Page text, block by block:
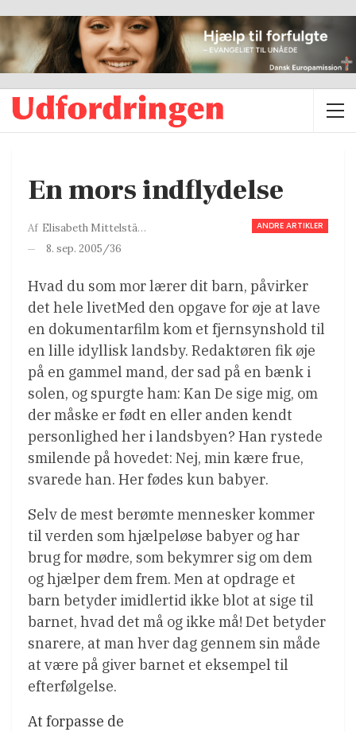
En mors indflydelse
ANDRE ARTIKLER
Af Elisabeth Mittelstädt
8. sep. 2005/36
Hvad du som mor lærer dit barn, påvirker
det hele livetMed den opgave for øje at lave
en dokumentarfilm kom et fjernsynshold til
en lille idyllisk landsby. Redaktøren fik øje
på en gammel mand, der sad på en bænk i
solen, og spurgte ham: Kan De sige mig, om
der måske er født en eller anden kendt
personlighed her i landsbyen? Han rystede
smilende på hovedet: Nej, min kære frue,
svarede han. Her fødes kun babyer.
Selv de mest berømte mennesker kommer
til verden som hjælpeløse babyer og har
brug for mødre, som bekymrer sig om dem
og hjælper dem frem. Men at opdrage et
barn betyder imidlertid ikke blot at sige til
barnet, hvad det må og ikke må! Det betyder
snarere, at man hver dag gennem sin måde
at være på giver barnet et eksempel til
efterfølgelse.
At forpasse de